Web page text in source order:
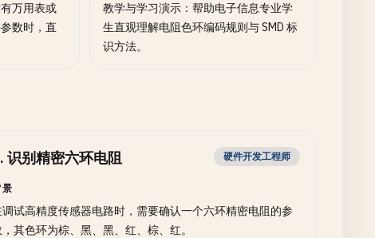
万用表或
数时，直
教学与学习演示：帮助电子信息专业学
生直观理解电阻色环编码规则与 SMD 标
识方法。
. 识别精密六环电阻 硬件开发工程师
调试高精度传感器电路时，需要确认一个六环精密电阻的参
其色环为棕、黑、黑、红、棕、红。